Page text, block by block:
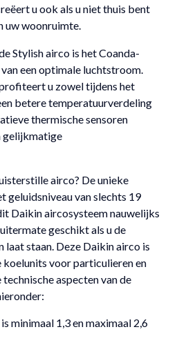
u ook als u niet thuis bent
uw woonruimte.
Stylish airco is het Coanda-
een optimale luchtstroom.
u zowel tijdens het
betere temperatuurverdeling
thermische sensoren
gelijkmatige
airco? De unieke
geluidsniveau van slechts 19
Daikin aircosysteem nauwelijks
geschikt als u de
laat staan. Deze Daikin airco is
koelunits voor particulieren en
aspecten van de
minimaal 1,3 en maximaal 2,6